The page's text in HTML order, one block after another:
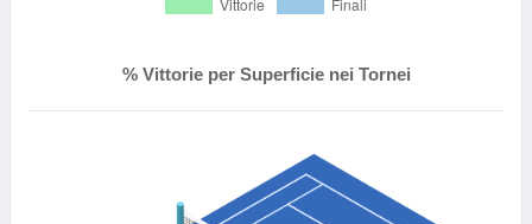
% Vittorie per Superficie nei Tornei